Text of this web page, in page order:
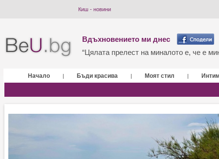
Киш - новини
Вдъхновението ми днес
“Цялата прелест на миналото е, че е
Начало | Бъди красива | Моят стил |